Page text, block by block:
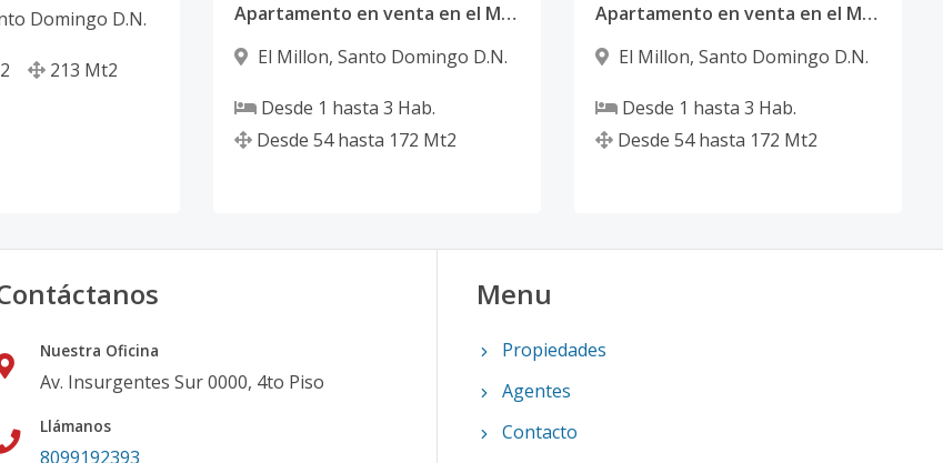
Domingo D.N.
2 213 Mt2
Apartamento en venta en el Millón
El Millon, Santo Domingo D.N.
Desde 1 hasta 3 Hab.
Desde 54 hasta 172 Mt2
Apartamento en venta en el Millón
El Millon, Santo Domingo D.N.
Desde 1 hasta 3 Hab.
Desde 54 hasta 172 Mt2
Nuestra Oficina
Av. Insurgentes Sur 0000, 4to Piso
Llámanos
8099192393
Menu
Propiedades
Agentes
Contacto